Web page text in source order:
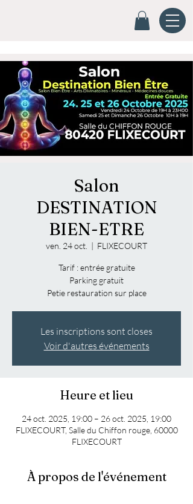
Salon
DESTINATION
BIEN-ETRE
ven. 24 oct.
  |
FLIXECOURT
Tarif : entrée gratuite
Parking gratuit
Petie restauration sur place
Les inscriptions sont closes
Voir d'autres événements
Heure et lieu
24 oct. 2025, 19:00 – 26 oct. 2025, 19:00
FLIXECOURT, Salle du Chiffon rouge, 60000
FLIXECOURT
À propos de l'événement